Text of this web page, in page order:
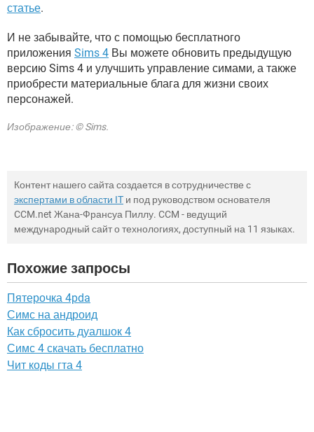
статье.
И не забывайте, что с помощью бесплатного
приложения Sims 4 Вы можете обновить предыдущую
версию Sims 4 и улучшить управление симами, а также
приобрести материальные блага для жизни своих
персонажей.
Изображение: © Sims.
Контент нашего сайта создается в сотрудничестве с
экспертами в области IT и под руководством основателя
CCM.net Жана-Франсуа Пиллу. CCM - ведущий
международный сайт о технологиях, доступный на 11 языках.
Похожие запросы
Пятерочка 4pda
Симс на андроид
Как сбросить дуалшок 4
Симс 4 скачать бесплатно
Чит коды гта 4